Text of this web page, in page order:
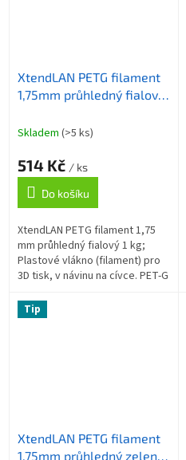
XtendLAN PETG filament
1,75mm průhledný fialový
Skladem (>5 ks)
514 Kč / ks
Do košíku
XtendLAN PETG filament 1,75
mm průhledný fialový 1 kg;
Plastové vlákno (filament) pro
3D tisk, v návinu na cívce. PET-G
modifikovaný) je materiál...
Tip
XtendLAN PETG filament
1,75mm průhledný zelený